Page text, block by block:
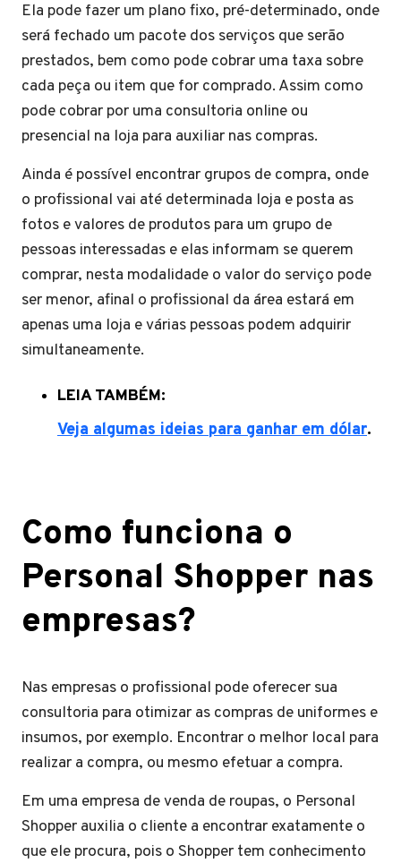
Ela pode fazer um plano fixo, pré-determinado, onde
será fechado um pacote dos serviços que serão
prestados, bem como pode cobrar uma taxa sobre
cada peça ou item que for comprado. Assim como
pode cobrar por uma consultoria online ou
presencial na loja para auxiliar nas compras.
Ainda é possível encontrar grupos de compra, onde
o profissional vai até determinada loja e posta as
fotos e valores de produtos para um grupo de
pessoas interessadas e elas informam se querem
comprar, nesta modalidade o valor do serviço pode
ser menor, afinal o profissional da área estará em
apenas uma loja e várias pessoas podem adquirir
simultaneamente.
LEIA TAMBÉM:
Veja algumas ideias para ganhar em dólar.
Como funciona o
Personal Shopper nas
empresas?
Nas empresas o profissional pode oferecer sua
consultoria para otimizar as compras de uniformes e
insumos, por exemplo. Encontrar o melhor local para
realizar a compra, ou mesmo efetuar a compra.
Em uma empresa de venda de roupas, o Personal
Shopper auxilia o cliente a encontrar exatamente o
que ele procura, pois o Shopper tem conhecimento